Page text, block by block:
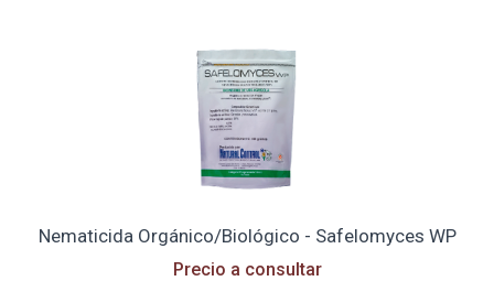
Nematicida Orgánico/Biológico - Safelomyces WP
Precio a consultar